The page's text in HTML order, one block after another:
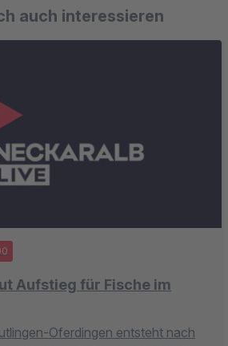
auch interessieren
Aufstieg für Fische im
Oferdingen entsteht nach